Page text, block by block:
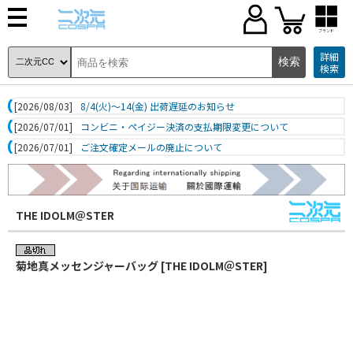
ブランド
詳細
検索
[2026/08/03]
8/4(火)～14(金) 出荷遅延のお知らせ
[2026/07/01]
コンビニ・ペイジー決済の支払期限変更について
[2026/07/01]
ご注文確定メールの廃止について
THE IDOLM＠STER
菊地真メッセンジャーバッグ [THE IDOLM＠STER]